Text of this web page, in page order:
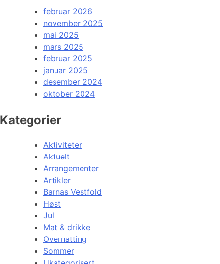
februar 2026
november 2025
mai 2025
mars 2025
februar 2025
januar 2025
desember 2024
oktober 2024
Kategorier
Aktiviteter
Aktuelt
Arrangementer
Artikler
Barnas Vestfold
Høst
Jul
Mat & drikke
Overnatting
Sommer